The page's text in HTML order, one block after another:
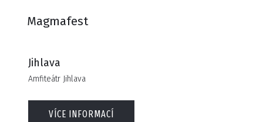
Magmafest
Jihlava
Amfiteátr Jihlava
VÍCE INFORMACÍ